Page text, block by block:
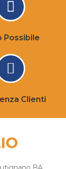
Possibile
Clienti